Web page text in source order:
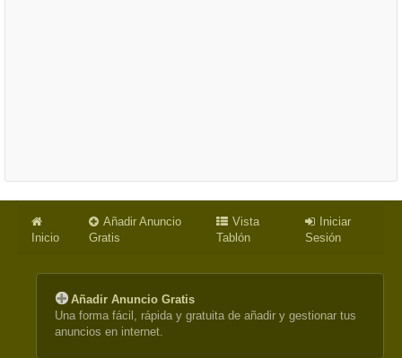
Inicio
Añadir Anuncio
Gratis
Vista
Tablón
Iniciar
Sesión
Añadir Anuncio Gratis
Una forma fácil, rápida y gratuita de añadir y gestionar tus
anuncios en internet.